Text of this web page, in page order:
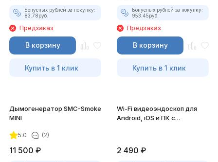
Бонусных рублей за покупку:
83.78руб.
Предзаказ
В корзину
Купить в 1 клик
Бонусных рублей за покупку:
953.45руб.
Предзаказ
В корзину
Купить в 1 клик
Дымогенератор SMC-Smoke
MINI
5.0 (2)
11 500 ₽
Wi-Fi видеоэндоскоп для
Android, iOS и ПК с
2 490 ₽